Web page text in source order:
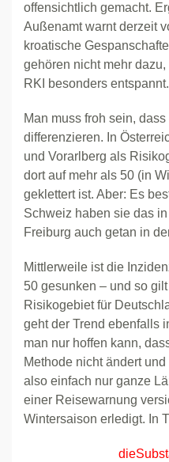
offensichtlich gemacht.
Außenamt warnt derzeit
kroatische
gehören nicht mehr
RKI besonders entspannt.
Man muss froh sein,
differenzieren. In
und Vorarlberg als
dort auf mehr als 50 (in
geklettert ist. Aber: Es
Schweiz haben sie das
Freiburg auch getan in
Mittlerweile ist die
50 gesunken – und so
Risikogebiet für
geht der Trend ebenfalls
man nur hoffen kann,
Methode nicht ändert
also einfach nur ganze
einer Reisewarnung
Wintersaison erledigt. In